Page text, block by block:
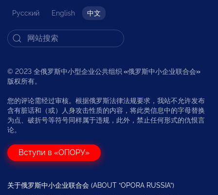
Русский English 中文
© 2023 全俄罗斯中小型企业公共组织 «俄罗斯中小企业联合会»
版权所有。
您的评论需经过审核。根据俄罗斯法律法规要求，我站不允许发布
含有脏话和（或）人身攻击性质的内容，将此类信息中的字母替换
为点、破折号等符号同样属于违规，此外，禁止任何形式的仇恨言
论。
Вступи в «ОПОРУ»
关于俄罗斯中小企业联合会 (ABOUT “OPORA RUSSIA”)